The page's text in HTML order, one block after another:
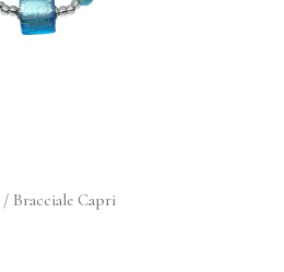
/ Bracciale Capri